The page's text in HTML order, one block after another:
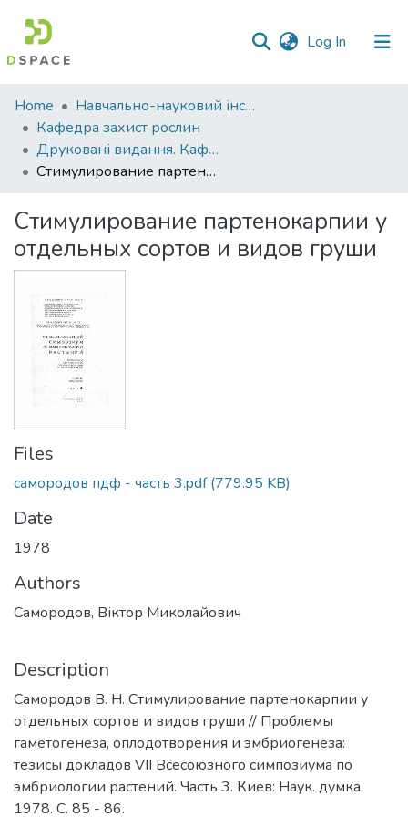
Log In (current)
Communities
&
Collections
All of DSpace
Statistics
Home
Навчально-науковий інститут агротехнологій, селекції та екології
Кафедра захист рослин
Друковані видання. Кафедра захист рослин
Стимулирование партенокарпии у отдельных сортов и видов груши
Стимулирование партенокарпии у
отдельных сортов и видов груши
Files
самородов пдф - часть 3.pdf(779.95 KB)
Date
1978
Authors
Самородов, Віктор Миколайович
Description
Самородов В. Н. Стимулирование партенокарпии у
отдельных сортов и видов груши // Проблемы
гаметогенеза, оплодотворения и эмбриогенеза:
тезисы докладов VII Всесоюзного симпозиума по
эмбриологии растений. Часть 3. Киев: Наук. думка,
1978. С. 85 - 86.